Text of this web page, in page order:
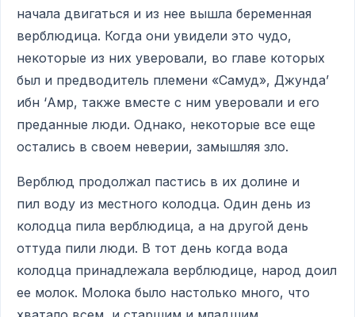
начала двигаться и из нее вышла беременная
верблюдица. Когда они увидели это чудо,
некоторые из них уверовали, во главе которых
был и предводитель племени «Самуд», Джунда’
ибн ‘Амр, также вместе с ним уверовали и его
преданные люди. Однако, некоторые все еще
остались в своем неверии, замышляя зло.
Верблюд продолжал пастись в их долине и
пил воду из местного колодца. Один день из
колодца пила верблюдица, а на другой день
оттуда пили люди. В тот день когда вода
колодца принадлежала верблюдице, народ доил
ее молок. Молока было настолько много, что